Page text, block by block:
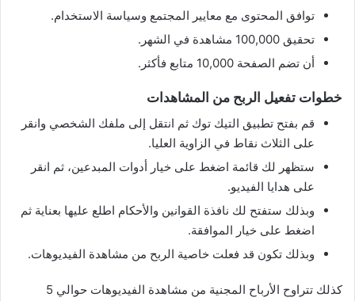
توافق المحتوى مع معايير المجتمع وسياسة الاستخدام.
تحقيق 100,000 مشاهدة في الشهر.
أن تضم الصفحة 10,000 متابع فأكثر.
خطوات تفعيل الربح من المشاهدات
قم بفتح تطبيق التيك توك ثم انتقل إلى ملفك الشخصي وانقر
على الثلاث نقاط في الزاوية العليا.
ستظهر لك قائمة اضغط على خيار أدوات المبدعين، ثم انقر
على هدايا الفيديو.
وبذلك ستفتح لك نافذة القوانين والأحكام اطلع عليها بعناية ثم
اضغط على خيار الموافقة.
وبذلك تكون قد فعلت خاصية الربح من مشاهدة الفيديوهات.
كذلك تتراوح الأرباح المجنية من مشاهدة الفيديوهات حوالي 5